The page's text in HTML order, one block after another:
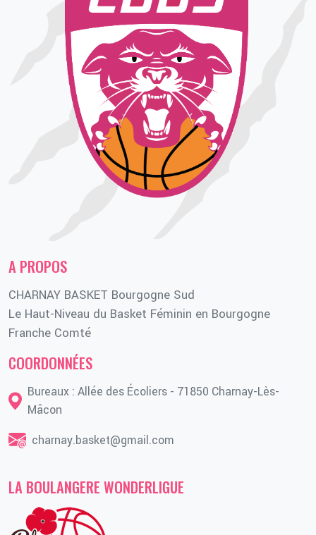
A PROPOS
CHARNAY BASKET Bourgogne Sud
Le Haut-Niveau du Basket Féminin en Bourgogne
Franche Comté
COORDONNÉES
Bureaux : Allée des Écoliers - 71850 Charnay-Lès-
Mâcon
charnay.basket@gmail.com
LA BOULANGERE WONDERLIGUE